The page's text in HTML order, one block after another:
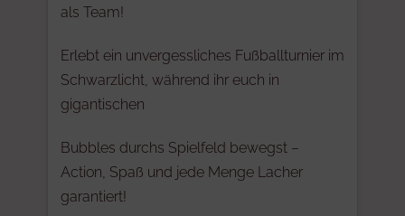
als Team!
Erlebt ein unvergessliches Fußballturnier im
Schwarzlicht, während ihr euch in
gigantischen
Bubbles durchs Spielfeld bewegst –
Action, Spaß und jede Menge Lacher
garantiert!